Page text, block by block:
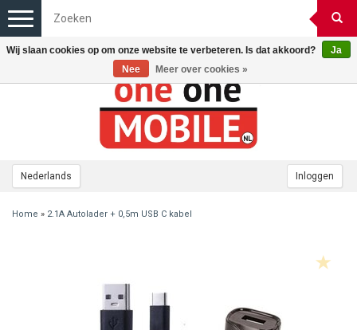
Nederlands Inloggen
Toggle
navigation
Home » 2.1A Autolader + 0,5m USB C kabel
Wij slaan cookies op om onze website te verbeteren. Is dat akkoord?
Ja
Nee
Meer over cookies »